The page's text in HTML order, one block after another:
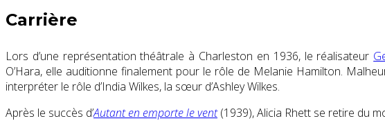
Carrière
Lors d’une représentation théâtrale à Charleston en 1936, le réalisateur
O’Hara, elle auditionne finalement pour le rôle de Melanie Hamilton.
interpréter le rôle d’India Wilkes, la sœur d’Ashley Wilkes.
Après le succès d’Autant en emporte le vent(1939), Alicia Rhett se retire du